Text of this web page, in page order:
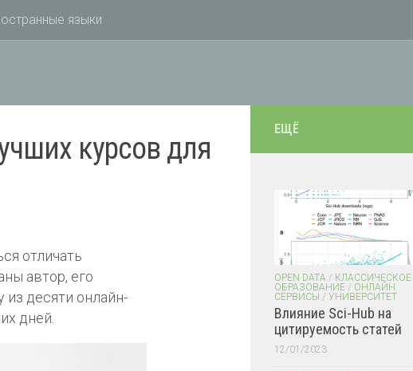
языки
курсов для
отличать
автор, его
из десяти онлайн-
дней.
ЕЩЁ
OPEN DATA / КЛАССИЧЕСКОЕ
ОБРАЗОВАНИЕ / ОНЛАЙН
СЕРВИСЫ / УНИВЕРСИТЕТ
Влияние Sci-Hub на
цитируемость статей
12/01/2023